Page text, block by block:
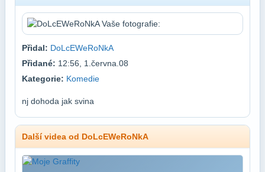
Přidal: DoLcEWeRoNkA
Přidané: 12:56, 1.června.08
Kategorie: Komedie
nj dohoda jak svina
Další videa od DoLcEWeRoNkA